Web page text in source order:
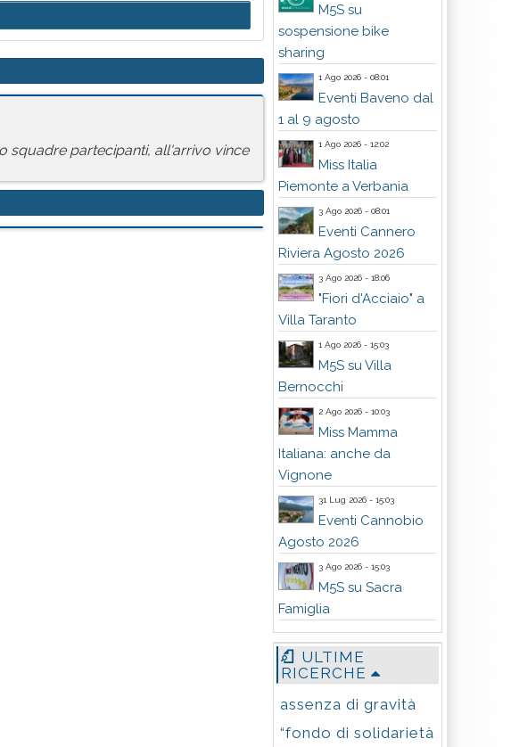
squadre partecipanti, all'arrivo vince
M5S su
sospensione bike
sharing
1 Ago 2026 - 08:01
Eventi Baveno dal
1 al 9 agosto
1 Ago 2026 - 12:02
Miss Italia
Piemonte a Verbania
3 Ago 2026 - 08:01
Eventi Cannero
Riviera Agosto 2026
3 Ago 2026 - 18:06
"Fiori d'Acciaio" a
Villa Taranto
1 Ago 2026 - 15:03
M5S su Villa
Bernocchi
2 Ago 2026 - 10:03
Miss Mamma
Italiana: anche da
Vignone
31 Lug 2026 - 15:03
Eventi Cannobio
Agosto 2026
3 Ago 2026 - 15:03
M5S su Sacra
Famiglia
ULTIME
RICERCHE
assenza di gravità
“fondo di solidarietà